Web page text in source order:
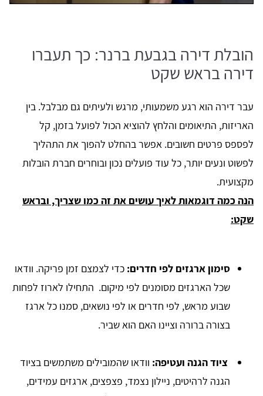
הובלת דירה בגבעת ברנר: כך תעברו
דירה בראש שקט
עבר דירה הוא רגע משמעותי, מרגש ולעיתים גם מבלבל. בין
האריזות, התיאומים והלחץ להוציא הכול לפועל בזמן, קל
לפספס פרטים חשובים. אפשר בהחלט להפוך את התהליך
לפשוט ונעים יותר, כל עוד פועלים נכון ובוחרים חברת הובלות
מקצועית.
הנה כמה דוגמאות לאיך עושים את זה כמו שצריך, ובראש
שקט:
סימון ארגזים לפי חדרים: כדי לצמצם זמן פריקה. וודאו
שכל הארגזים מסומנים לפי מיקום. התחילו לארוז לפחות
שבוע מראש, לפי חדרים או לפי נושאים, סמנו כל ארגז
בצורה ברורה וציינו האם הוא שביר.
ציוד הגנה ועטיפה: וודאו שהמובילים משתמשים בציוד
הגנה לרהיטים, ניילון נצמד, פצפצים, ארגזים עמידים,